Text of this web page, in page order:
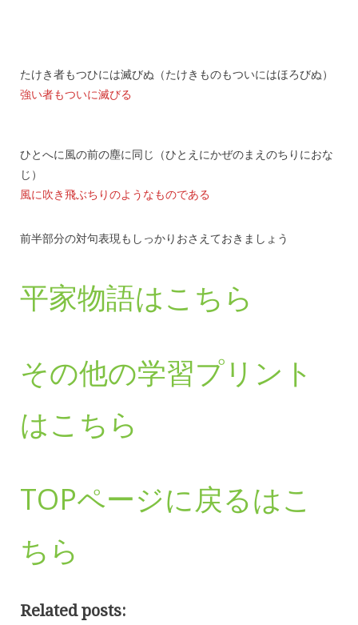
たけき者もつひには滅びぬ（たけきものもついにはほろびぬ）
強い者もついに滅びる
ひとへに風の前の塵に同じ（ひとえにかぜのまえのちりにおな
じ）
風に吹き飛ぶちりのようなものである
前半部分の対句表現もしっかりおさえておきましょう
平家物語はこちら
その他の学習プリント
はこちら
TOPページに戻るはこ
ちら
Related posts: